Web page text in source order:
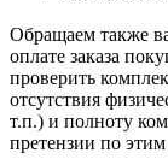
Обращаем также
оплате заказа
проверить
отсутствия
т.п.) и полноту
претензии по